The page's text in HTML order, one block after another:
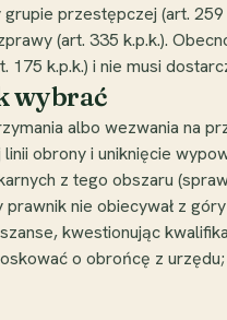
przestępczej (art.
(art. 335 k.p.k.).
k.p.k.) i nie musi
wybrać
albo wezwania na
obrony i uniknięcie
z tego obszaru
nie obiecywał z
kwestionując
o obrońcę z